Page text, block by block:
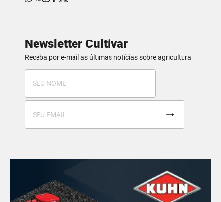
Newsletter Cultivar
Receba por e-mail as últimas notícias sobre agricultura